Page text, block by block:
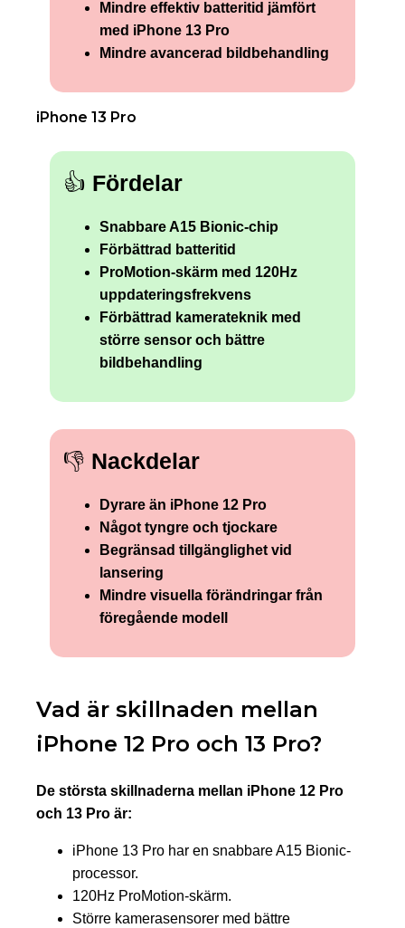
Mindre effektiv batteritid jämfört
med iPhone 13 Pro
Mindre avancerad bildbehandling
iPhone 13 Pro
👍 Fördelar
Snabbare A15 Bionic-chip
Förbättrad batteritid
ProMotion-skärm med 120Hz
uppdateringsfrekvens
Förbättrad kamerateknik med
större sensor och bättre
bildbehandling
👎 Nackdelar
Dyrare än iPhone 12 Pro
Något tyngre och tjockare
Begränsad tillgänglighet vid
lansering
Mindre visuella förändringar från
föregående modell
Vad är skillnaden mellan
iPhone 12 Pro och 13 Pro?
De största skillnaderna mellan iPhone 12 Pro
och 13 Pro är:
iPhone 13 Pro har en snabbare A15 Bionic-
processor.
120Hz ProMotion-skärm.
Större kamerasensorer med bättre